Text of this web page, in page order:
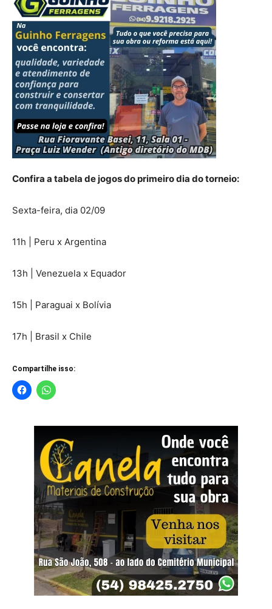
Confira a tabela de jogos do primeiro dia do torneio:
Sexta-feira, dia 02/09
11h | Peru x Argentina
13h | Venezuela x Equador
15h | Paraguai x Bolívia
17h | Brasil x Chile
Compartilhe isso: